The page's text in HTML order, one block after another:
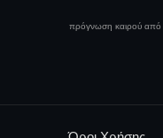
πρόγνωση καιρού από